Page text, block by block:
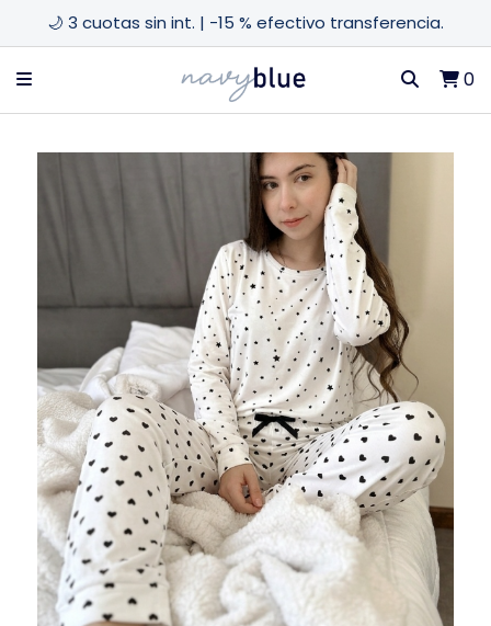
🌙 3 cuotas sin int. | -15 % efectivo transferencia.
0